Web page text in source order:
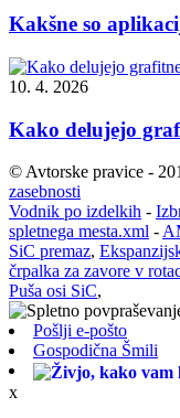
Kakšne so
10. 4. 2026
Kako delujejo
© Avtorske pravice -
zasebnosti
Vodnik po izdelkih -
spletnega mesta.xml -
SiC premaz,
črpalka za zavore v
Puša osi SiC,
Pošlji e-pošto
Gospodična Šmili
x